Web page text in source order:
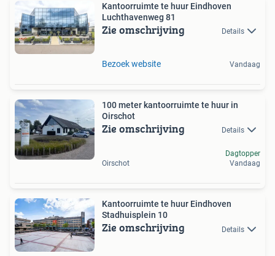
Kantoorruimte te huur Eindhoven
Luchthavenweg 81
Zie omschrijving Details
Bezoek website Vandaag
100 meter kantoorruimte te huur in
Oirschot
Zie omschrijving Details
Oirschot
Dagtopper
Vandaag
Kantoorruimte te huur Eindhoven
Stadhuisplein 10
Zie omschrijving Details